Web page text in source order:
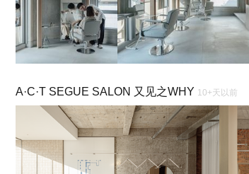
A·C·T SEGUE SALON 又见之WHY 10+天以前